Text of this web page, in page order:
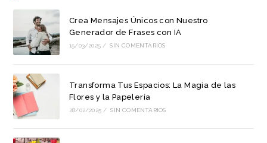
Crea Mensajes Únicos con Nuestro
Generador de Frases con IA
15/03/2025 / SIN COMENTARIOS
Transforma Tus Espacios: La Magia de las
Flores y la Papelería
28/02/2025 / SIN COMENTARIOS